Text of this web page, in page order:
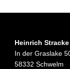
Heinrich
In der Graslake
58332 Schwelm